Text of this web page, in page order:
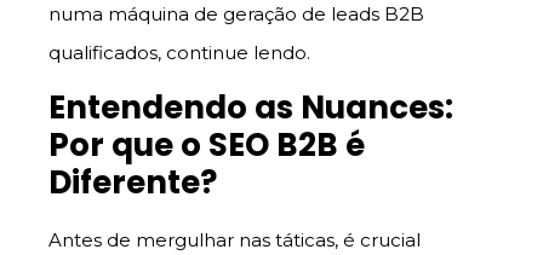
numa máquina de geração de leads B2B
qualificados, continue lendo.
Entendendo as Nuances:
Por que o SEO B2B é
Diferente?
Antes de mergulhar nas táticas, é crucial